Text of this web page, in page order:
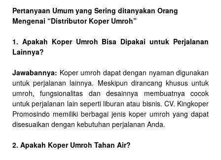
Pertanyaan Umum yang Sering ditanyakan Orang
Mengenai “Distributor Koper Umroh”
1. Apakah Koper Umroh Bisa Dipakai untuk Perjalanan
Lainnya?
Jawabannya: Koper umroh dapat dengan nyaman digunakan
untuk perjalanan lainnya. Meskipun dirancang khusus untuk
umroh, fungsionalitas dan desainnya membuatnya cocok
untuk perjalanan lain seperti liburan atau bisnis. CV. Kingkoper
Promosindo memiliki berbagai jenis koper umroh yang dapat
disesuaikan dengan kebutuhan perjalanan Anda.
2. Apakah Koper Umroh Tahan Air?